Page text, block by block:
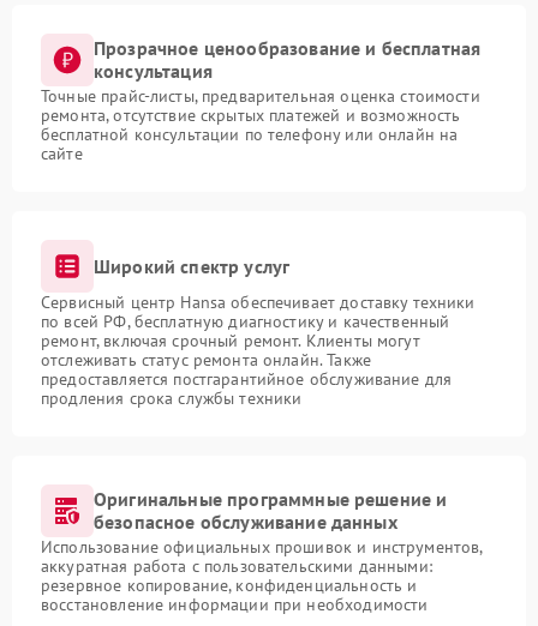
Прозрачное ценообразование и бесплатная
консультация
Точные прайс-листы, предварительная оценка стоимости
ремонта, отсутствие скрытых платежей и возможность
бесплатной консультации по телефону или онлайн на
сайте
Широкий спектр услуг
Сервисный центр Hansa обеспечивает доставку техники
по всей РФ, бесплатную диагностику и качественный
ремонт, включая срочный ремонт. Клиенты могут
отслеживать статус ремонта онлайн. Также
предоставляется постгарантийное обслуживание для
продления срока службы техники
Оригинальные программные решение и
безопасное обслуживание данных
Использование официальных прошивок и инструментов,
аккуратная работа с пользовательскими данными:
резервное копирование, конфиденциальность и
восстановление информации при необходимости